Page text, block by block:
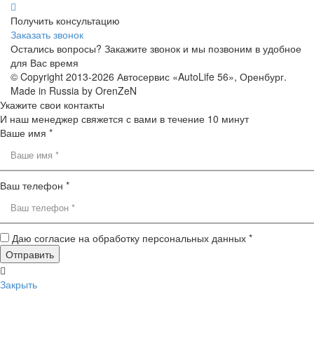
Получить консультацию
Заказать звонок
Остались вопросы? Закажите звонок и мы позвоним в удобное
для Вас время
© Copyright 2013-2026 Автосервис «AutoLife 56», Оренбург.
Made in Russia by OrenZeN
Укажите свои контакты
И наш менеджер свяжется с вами в течение 10 минут
Ваше имя *
Ваш телефон *
Даю согласие на обработку персональных данных *
Закрыть